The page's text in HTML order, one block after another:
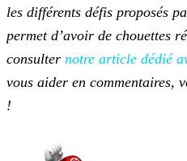
les différents défis proposés
permet d’avoir de chouettes
consulter notre article dédié
vous aider en commentaires,
!